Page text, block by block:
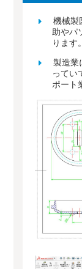
機械製
助やパ
ります。
製造業
ってい
ポート